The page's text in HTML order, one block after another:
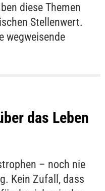
diese Themen
Stellenwert.
wegweisende
das Leben
– noch nie
Kein Zufall, dass